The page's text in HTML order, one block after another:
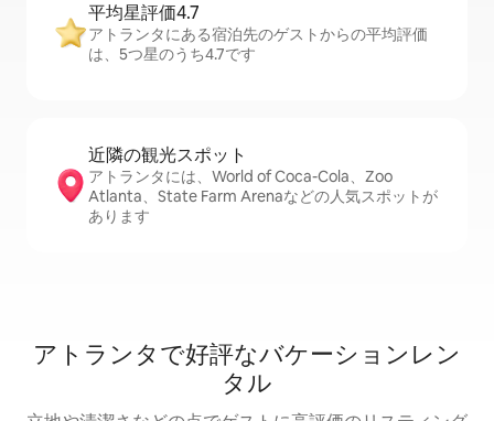
平均星評価4.7
アトランタにある宿泊先のゲストからの平均評価
は、5つ星のうち4.7です
近隣の観光ス⁠ポ⁠ッ⁠ト
アトランタには、World of Coca-Cola、Zoo
Atlanta、State Farm Arenaなどの人気スポットが
あります
アトランタで好評なバケーションレン
タル